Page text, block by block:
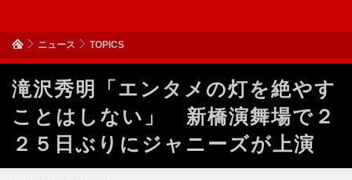
ニュース TOPICS
滝沢秀明「エンタメの灯を絶やす
ことはしない」 新橋演舞場で２
２５日ぶりにジャニーズが上演